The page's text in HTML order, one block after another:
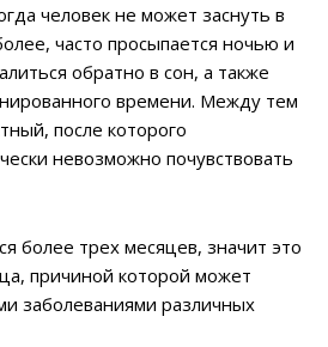
человек не может заснуть в
часто просыпается ночью и
обратно в сон, а также
времени. Между тем
после которого
невозможно почувствовать
более трех месяцев, значит это
причиной которой может
заболеваниями различных